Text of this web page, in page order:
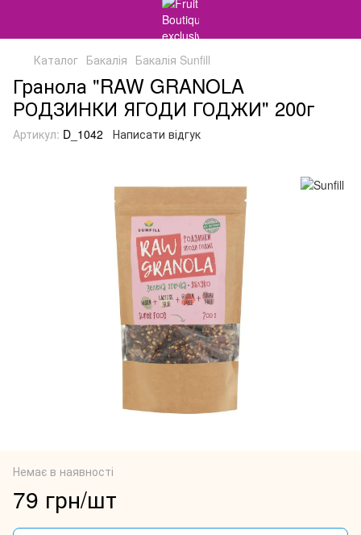
Каталог Бакалія Бакалія Sunfill
Гранола "RAW GRANOLA
РОДЗИНКИ ЯГОДИ ГОДЖИ" 200г
Артикул: D_1042 Написати відгук
Немає в наявності
79 грн/шт